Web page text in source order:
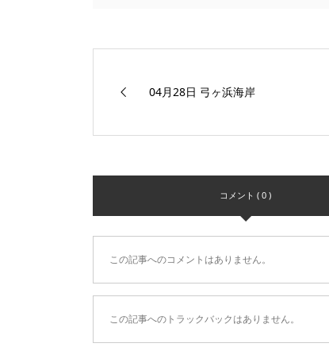
04月28日 弓ヶ浜海岸
コメント ( 0 )
この記事へのコメントはありません。
この記事へのトラックバックはありません。